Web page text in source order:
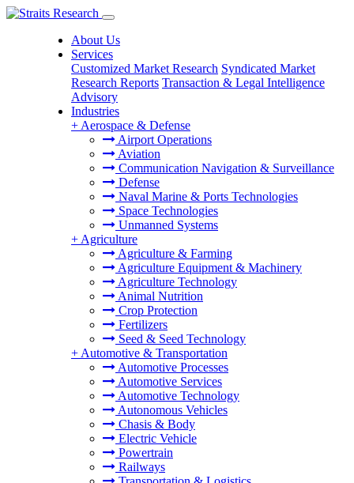
About Us
Services
Customized Market Research Syndicated Market
Research Reports Transaction & Legal Intelligence
Advisory
Industries
+ Aerospace & Defense
Airport Operations
Aviation
Communication Navigation & Surveillance
Defense
Naval Marine & Ports Technologies
Space Technologies
Unmanned Systems
+ Agriculture
Agriculture & Farming
Agriculture Equipment & Machinery
Agriculture Technology
Animal Nutrition
Crop Protection
Fertilizers
Seed & Seed Technology
+ Automotive & Transportation
Automotive Processes
Automotive Services
Automotive Technology
Autonomous Vehicles
Chasis & Body
Electric Vehicle
Powertrain
Railways